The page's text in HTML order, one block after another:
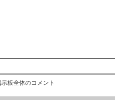
示板全体のコメント